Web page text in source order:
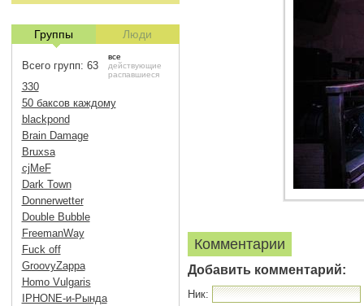
Комментарии
Добавить комментарий:
Ник:
Группы Люди
Всего групп: 63
все
действующие
распавшиеся
330
50 баксов каждому
blackpond
Brain Damage
Bruxsa
cjMeF
Dark Town
Donnerwetter
Double Bubble
FreemanWay
Fuck off
GroovyZappa
Homo Vulgaris
IPHONE-и-Рында